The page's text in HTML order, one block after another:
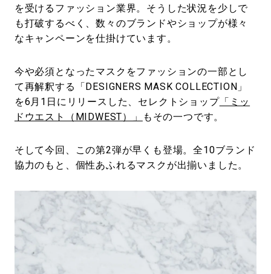
を受けるファッション業界。そうした状況を少しで
も打破するべく、数々のブランドやショップが様々
なキャンペーンを仕掛けています。
今や必須となったマスクをファッションの一部とし
て再解釈する「DESIGNERS MASK COLLECTION」
を6月1日にリリースした、セレクトショップ「ミッ
ドウエスト（MIDWEST）」
もその一つです。
そして今回、この第2弾が早くも登場。全10ブランド
協力のもと、個性あふれるマスクが出揃いました。